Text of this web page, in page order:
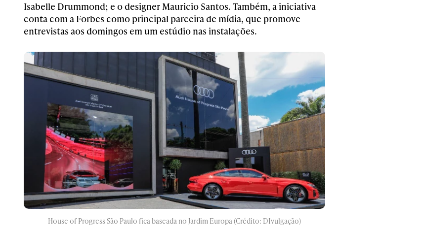
Isabelle Drummond; e o designer Mauricio Santos. Também, a iniciativa
conta com a Forbes como principal parceira de mídia, que promove
entrevistas aos domingos em um estúdio nas instalações.
House of Progress São Paulo fica baseada no Jardim Europa (Crédito: DIvulgação)